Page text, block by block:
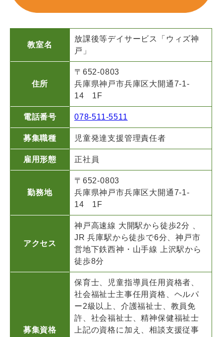
教室名
放課後等デイサービス「ウィズ神
戸」
住所
〒652-0803
兵庫県神戸市兵庫区大開通7-1-
14 1F
電話番号 078-511-5511
募集職種 児童発達支援管理責任者
雇用形態 正社員
勤務地
〒652-0803
兵庫県神戸市兵庫区大開通7-1-
14 1F
アクセス
神戸高速線 大開駅から徒歩2分 、
JR 兵庫駅から徒歩で6分、神戸市
営地下鉄西神・山手線 上沢駅から
徒歩8分
募集資格
保育士、児童指導員任用資格者、
社会福祉士主事任用資格、ヘルパ
ー2級以上、介護福祉士、教員免
許、社会福祉士、精神保健福祉士
上記の資格に加え、相談支援従事